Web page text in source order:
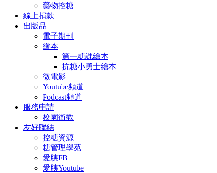
藥物控糖
線上捐款
出版品
電子期刊
繪本
第一糖課繪本
抗糖小勇士繪本
微電影
Youtube頻道
Podcast頻道
服務申請
校園衛教
友好聯結
控糖資源
糖管理學苑
愛胰FB
愛胰Youtube